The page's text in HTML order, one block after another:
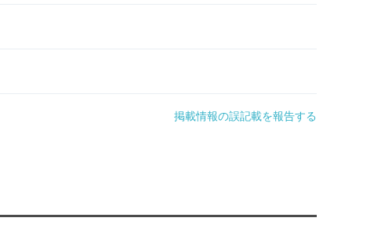
掲載情報の誤記載を報告する